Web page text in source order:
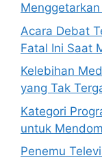
Acara Debat
Fatal Ini Saat
Kelebihan
yang Tak
Kategori
untuk
Penemu